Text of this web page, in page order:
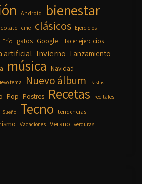
Android bienestar
cine clásicos Ejercicios
Frío gatos Google Hacer ejercicios
artificial Invierno Lanzamiento
música Navidad
tema Nuevo álbum Pastas
Pop Postres Recetas recitales
Sueño Tecno tendencias
Vacaciones Verano verduras